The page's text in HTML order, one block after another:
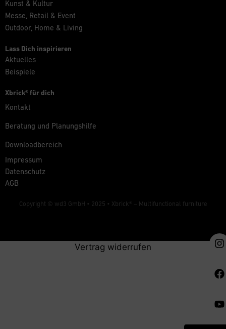
Kunst & Kultur
Messe, Retail & Event
Outdoor, Home & Living
Lass Dich inspirieren
Aktuelles
Beispiele
Xbrick® für dich
Kontakt
Beratung und Planungshilfe
Downloadbereich
Impressum
Datenschutz
AGB
Copyright © wd3 GmbH • 2025 • Xbrick® – Multifunctional furniture
Vertrag widerrufen